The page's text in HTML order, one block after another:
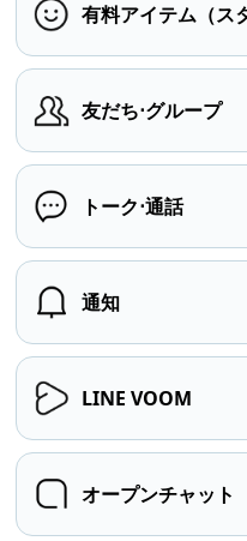
有料アイテム（ス
友だち⋅グループ
トーク⋅通話
通知
LINE VOOM
オープンチャット